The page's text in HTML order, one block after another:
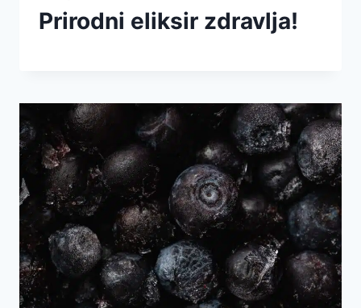
Prirodni eliksir zdravlja!